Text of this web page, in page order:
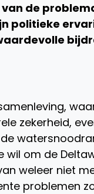
de
politieke
zekerheid,
om de
weleer niet
problemen